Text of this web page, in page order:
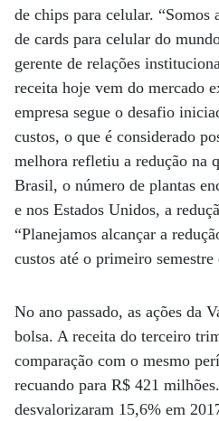
de chips para celular.
de cards para celular do
gerente de relações
receita hoje vem do mercado
empresa segue o desafio
custos, o que é considerado
melhora refletiu a redução na
Brasil, o número de plantas
e nos Estados Unidos, a
“Planejamos alcançar a
custos até o primeiro
No ano passado, as ações da
bolsa. A receita do terceiro
comparação com o mesmo
recuando para R$ 421
desvalorizaram 15,6% em